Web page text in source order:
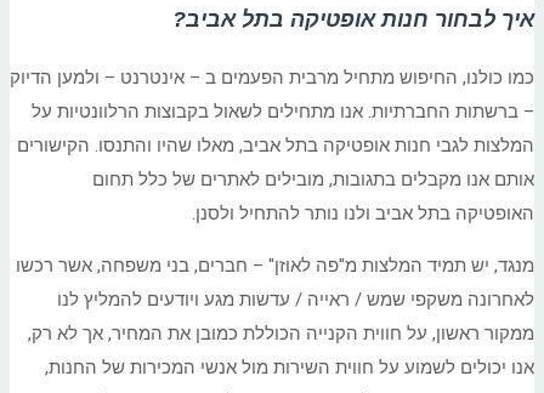
איך לבחור חנות אופטיקה בתל אביב?
כמו כולנו, החיפוש מתחיל מרבית הפעמים ב – אינטרנט – ולמען הדיוק
– ברשתות החברתיות. אנו מתחילים לשאול בקבוצות הרלוונטיות על
המלצות לגבי חנות אופטיקה בתל אביב, מאלו שהיו והתנסו. הקישורים
אותם אנו מקבלים בתגובות, מובילים לאתרים של כלל תחום
האופטיקה בתל אביב ולנו נותר להתחיל ולסנן.
מנגד, יש תמיד המלצות מ"פה לאוזן" – חברים, בני משפחה, אשר רכשו
לאחרונה משקפי שמש / ראייה / עדשות מגע ויודעים להמליץ לנו
ממקור ראשון, על חווית הקנייה הכוללת כמובן את המחיר, אך לא רק,
אנו יכולים לשמוע על חווית השירות מול אנשי המכירות של החנות,